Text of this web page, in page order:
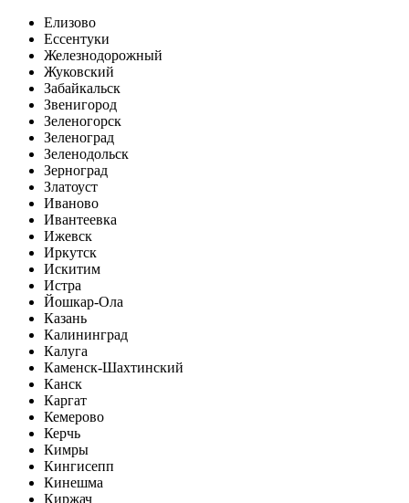
Елизово
Ессентуки
Железнодорожный
Жуковский
Забайкальск
Звенигород
Зеленогорск
Зеленоград
Зеленодольск
Зерноград
Златоуст
Иваново
Ивантеевка
Ижевск
Иркутск
Искитим
Истра
Йошкар-Ола
Казань
Калининград
Калуга
Каменск-Шахтинский
Канск
Каргат
Кемерово
Керчь
Кимры
Кингисепп
Кинешма
Киржач